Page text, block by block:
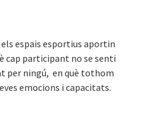
espais esportius aportin
cap participant no se senti
per ningú, en què tothom
emocions i capacitats.